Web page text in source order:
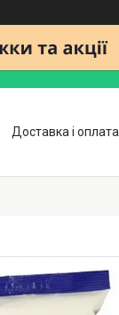
Доставка і оплата